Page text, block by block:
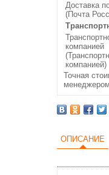
Доставка
(Почта
компанией
компанией)
Точная
ОПИСАНИЕ